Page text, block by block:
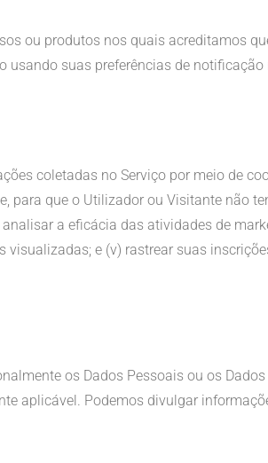
ou produtos nos quais acreditamos
suas preferências de
coletadas no Serviço por meio de
para que o Utilizador ou Visitante não
a eficácia das atividades de
e (v) rastrear suas
os Dados Pessoais ou os
aplicável. Podemos divulgar